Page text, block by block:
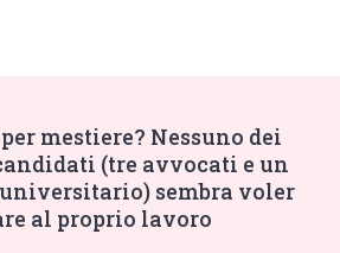
mestiere? Nessuno dei
(tre avvocati e un
sembra voler
al proprio lavoro